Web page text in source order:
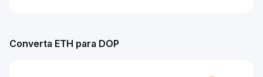
Converta ETH para DOP